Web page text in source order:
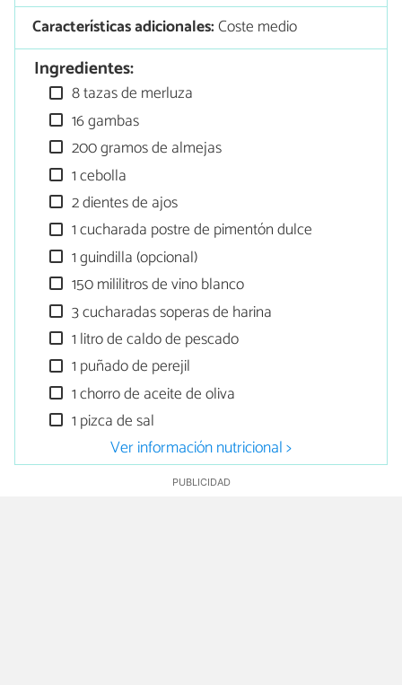
Características adicionales:Coste medio
Ingredientes:
8 tazas de merluza
16 gambas
200 gramos de almejas
1 cebolla
2 dientes de ajos
1 cucharada postre de pimentón dulce
1 guindilla (opcional)
150 mililitros de vino blanco
3 cucharadas soperas de harina
1 litro de caldo de pescado
1 puñado de perejil
1 chorro de aceite de oliva
1 pizca de sal
Ver información nutricional >